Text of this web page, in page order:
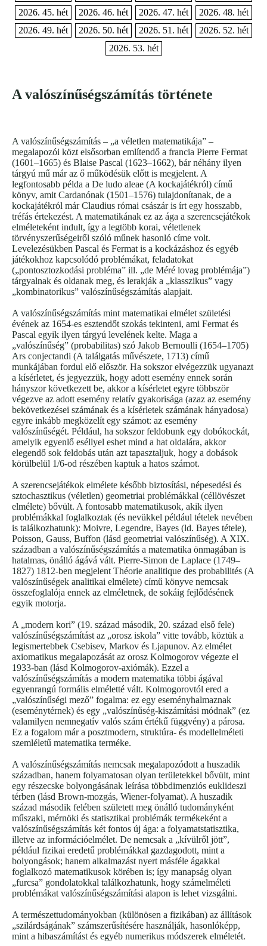
2026. 45. hét
2026. 46. hét 2026. 47. hét
2026. 48. hét
2026. 49. hét
2026. 50. hét 2026. 51. hét
2026. 52. hét
2026. 53. hét
A valószínűségszámítás története
A valószínűségszámítás – „a véletlen matematikája” –
megalapozói közt elsősorban említendő a francia Pierre Fermat
(1601–1665) és Blaise Pascal (1623–1662), bár néhány ilyen
tárgyú mű már az ő működésük előtt is megjelent. A
legfontosabb példa a De ludo aleae (A kockajátékról) című
könyv, amit Cardanónak (1501–1576) tulajdonítanak, de a
kockajátékról már Claudius római császár is írt egy hosszabb,
tréfás értekezést. A matematikának ez az ága a szerencsejátékok
elméleteként indult, így a legtöbb korai, véletlenek
törvényszerűségeiről szóló műnek hasonló címe volt.
Levelezésükben Pascal és Fermat is a kockázáshoz és egyéb
játékokhoz kapcsolódó problémákat, feladatokat
(„pontosztozkodási probléma” ill. „de Méré lovag problémája”)
tárgyalnak és oldanak meg, és lerakják a „klasszikus” vagy
„kombinatorikus” valószínűségszámítás alapjait.
A valószínűségszámítás mint matematikai elmélet születési
évének az 1654-es esztendőt szokás tekinteni, ami Fermat és
Pascal egyik ilyen tárgyú levelének kelte. Maga a
„valószínűség” (probabilitas) szó Jakob Bernoulli (1654–1705)
Ars conjectandi (A találgatás művészete, 1713) című
munkájában fordul elő először. Ha sokszor elvégezzük ugyanazt
a kísérletet, és jegyezzük, hogy adott esemény ennek során
hányszor következett be, akkor a kísérletet egyre többször
végezve az adott esemény relatív gyakorisága (azaz az esemény
bekövetkezései számának és a kísérletek számának hányadosa)
egyre inkább megközelít egy számot: az esemény
valószínűségét. Például, ha sokszor feldobunk egy dobókockát,
amelyik egyenlő eséllyel eshet mind a hat oldalára, akkor
elegendő sok feldobás után azt tapasztaljuk, hogy a dobások
körülbelül 1/6-od részében kaptuk a hatos számot.
A szerencsejátékok elmélete később biztosítási, népesedési és
sztochasztikus (véletlen) geometriai problémákkal (céllövészet
elmélete) bővült. A fontosabb matematikusok, akik ilyen
problémákkal foglalkoztak (és nevükkel például tételek nevében
is találkozhatunk): Moivre, Legendre, Bayes (ld. Bayes tétele),
Poisson, Gauss, Buffon (lásd geometriai valószínűség). A XIX.
században a valószínűségszámítás a matematika önmagában is
hatalmas, önálló ágává vált. Pierre-Simon de Laplace (1749–
1827) 1812-ben megjelent Théorie analitique des probabilités (A
valószínűségek analitikai elmélete) című könyve nemcsak
összefoglalója ennek az elméletnek, de sokáig fejlődésének
egyik motorja.
A „modern kori” (19. század második, 20. század első fele)
valószínűségszámítást az „orosz iskola” vitte tovább, köztük a
legismertebbek Csebisev, Markov és Ljapunov. Az elmélet
axiomatikus megalapozását az orosz Kolmogorov végezte el
1933-ban (lásd Kolmogorov-axiómák). Ezzel a
valószínűségszámítás a modern matematika többi ágával
egyenrangú formális elméletté vált. Kolmogorovtól ered a
„valószínűségi mező” fogalma: ez egy eseményhalmaznak
(eseménytérnek) és egy „valószínűség-kiszámítási módnak” (ez
valamilyen nemnegatív valós szám értékű függvény) a párosa.
Ez a fogalom már a posztmodern, struktúra- és modellelméleti
szemléletű matematika terméke.
A valószínűségszámítás nemcsak megalapozódott a huszadik
században, hanem folyamatosan olyan területekkel bővült, mint
egy részecske bolyongásának leírása többdimenziós euklideszi
térben (lásd Brown-mozgás, Wiener-folyamat). A huszadik
század második felében született meg önálló tudományként
műszaki, mérnöki és statisztikai problémák termékeként a
valószínűségszámítás két fontos új ága: a folyamatstatisztika,
illetve az információelmélet. De nemcsak a „kívülről jött”,
például fizikai eredetű problémákkal gazdagodott, mint a
bolyongások; hanem alkalmazást nyert másféle ágakkal
foglalkozó matematikusok körében is; így manapság olyan
„furcsa” gondolatokkal találkozhatunk, hogy számelméleti
problémákat valószínűségszámítási alapon is lehet vizsgálni.
A természettudományokban (különösen a fizikában) az állítások
„szilárdságának” számszerűsítésére használják, hasonlóképp,
mint a hibaszámítást és egyéb numerikus módszerek elméletét.